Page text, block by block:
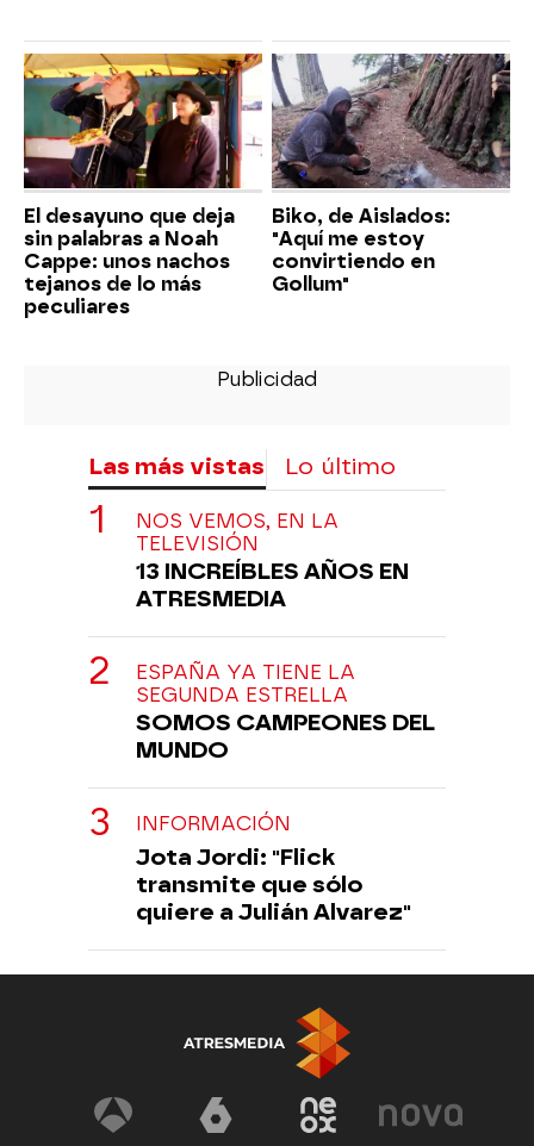
El desayuno que deja
sin palabras a Noah
Cappe: unos nachos
tejanos de lo más
peculiares
Biko, de Aislados:
"Aquí me estoy
convirtiendo en
Gollum"
Las más vistas Lo último
NOS VEMOS, EN LA
TELEVISIÓN
13 INCREÍBLES AÑOS EN
ATRESMEDIA
ESPAÑA YA TIENE LA
SEGUNDA ESTRELLA
SOMOS CAMPEONES DEL
MUNDO
INFORMACIÓN
Jota Jordi: "Flick
transmite que sólo
quiere a Julián Alvarez"